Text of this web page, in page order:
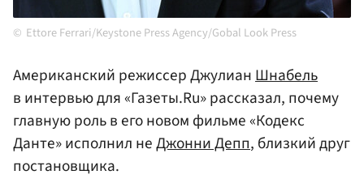
Ettore Ferrari/Keystone Press Agency/Gobal Look Press
Американский режиссер ДжулианШнабель
в интервью для «Газеты.Ru» рассказал, почему
главную роль в его новом фильме «Кодекс
Данте» исполнил неДжонни Депп, близкий друг
постановщика.